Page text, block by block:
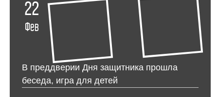
22
Фев
В преддверии Дня защитника прошла
беседа, игра для детей